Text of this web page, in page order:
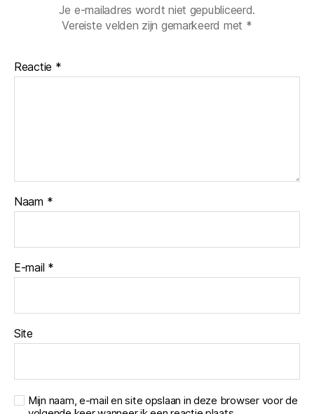
Je e-mailadres wordt niet gepubliceerd.
Vereiste velden zijn gemarkeerd met *
Reactie *
Naam *
E-mail *
Site
Mijn naam, e-mail en site opslaan in deze browser voor de